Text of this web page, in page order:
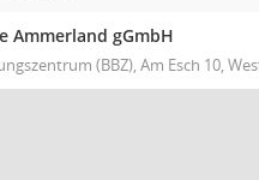
Ammerland gGmbH
(BBZ), Am Esch 10,